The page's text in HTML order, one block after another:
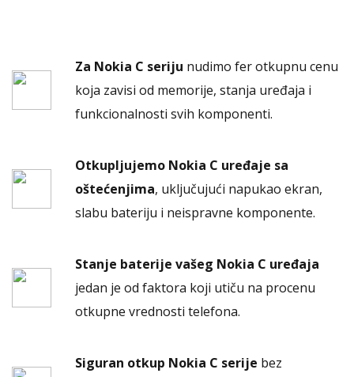
Za Nokia C seriju nudimo fer otkupnu cenu
koja zavisi od memorije, stanja uređaja i
funkcionalnosti svih komponenti.
Otkupljujemo Nokia C uređaje sa
oštećenjima, uključujući napukao ekran,
slabu bateriju i neispravne komponente.
Stanje baterije vašeg Nokia C uređaja
jedan je od faktora koji utiču na procenu
otkupne vrednosti telefona.
Siguran otkup Nokia C serije bez